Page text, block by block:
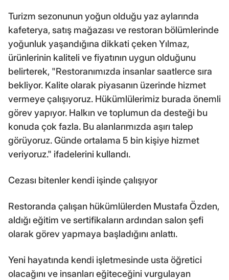
Turizm sezonunun yoğun olduğu yaz aylarında
kafeterya, satış mağazası ve restoran bölümlerinde
yoğunluk yaşandığına dikkati çeken Yılmaz,
ürünlerinin kaliteli ve fiyatının uygun olduğunu
belirterek, "Restoranımızda insanlar saatlerce sıra
bekliyor. Kalite olarak piyasanın üzerinde hizmet
vermeye çalışıyoruz. Hükümlülerimiz burada önemli
görev yapıyor. Halkın ve toplumun da desteği bu
konuda çok fazla. Bu alanlarımızda aşırı talep
görüyoruz. Günde ortalama 5 bin kişiye hizmet
veriyoruz." ifadelerini kullandı.
Cezası bitenler kendi işinde çalışıyor
Restoranda çalışan hükümlülerden Mustafa Özden,
aldığı eğitim ve sertifikaların ardından salon şefi
olarak görev yapmaya başladığını anlattı.
Yeni hayatında kendi işletmesinde usta öğretici
olacağını ve insanları eğiteceğini vurgulayan